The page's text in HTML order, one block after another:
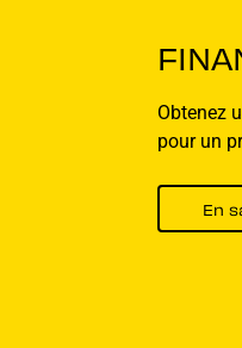
Obtenez
pour un
En